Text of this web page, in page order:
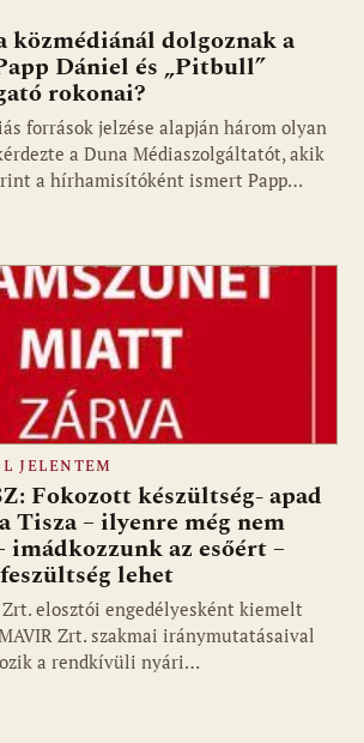
közmédiánál dolgoznak a
Dániel és „Pitbull”
rokonai?
források jelzése alapján három olyan
a Duna Médiaszolgáltatót, akik
a hírhamisítóként ismert Papp…
JELENTEM
Fokozott készültség- apad
Tisza – ilyenre még nem
imádkozzunk az esőért –
lehet
Zrt. elosztói engedélyesként kiemelt
Zrt. szakmai iránymutatásaival
a rendkívüli nyári…